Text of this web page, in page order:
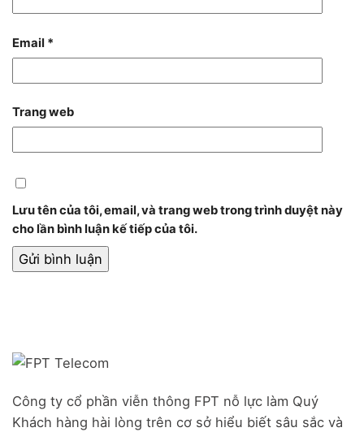
Email *
Trang web
Lưu tên của tôi, email, và trang web trong trình duyệt này
cho lần bình luận kế tiếp của tôi.
Công ty cổ phần viễn thông FPT nỗ lực làm Quý
Khách hàng hài lòng trên cơ sở hiểu biết sâu sắc và